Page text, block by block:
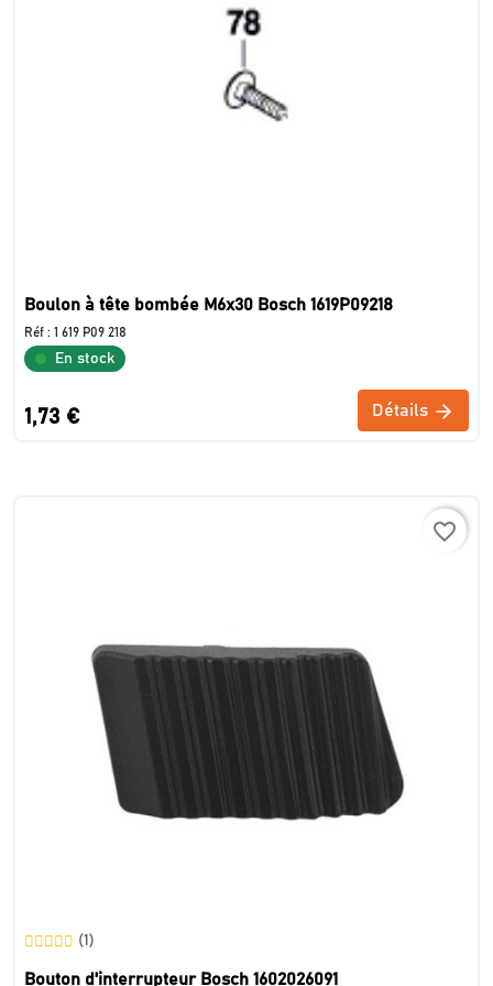
Boulon à tête bombée M6x30 Bosch 1619P09218
Réf : 1 619 P09 218
En stock
1,73 € Détails
favorite_border
(1)
Bouton d'interrupteur Bosch 1602026091